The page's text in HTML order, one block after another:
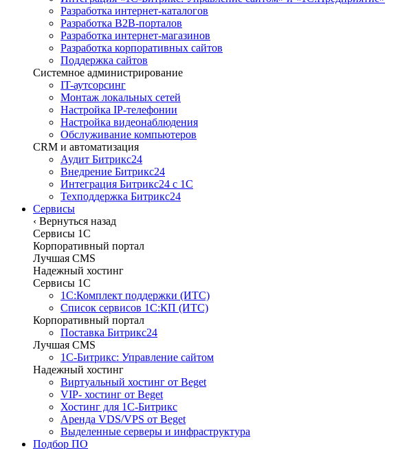
Разработка интернет-каталогов
Разработка B2B-порталов
Разработка интернет-магазинов
Разработка корпоративных сайтов
Поддержка сайтов
Системное администрирование
IT-аутсорсинг
Монтаж локальных сетей
Настройка IP-телефонии
Настройка видеонаблюдения
Обслуживание компьютеров
CRM и автоматизация
Аудит Битрикс24
Внедрение Битрикс24
Интеграция Битрикс24 с 1С
Техподдержка Битрикс24
Сервисы
‹ Вернуться назад
Сервисы 1C
Корпоративный портал
Лучшая CMS
Надежный хостинг
Сервисы 1C
1С:Комплект поддержки (ИТС)
Список сервисов 1С:КП (ИТС)
Корпоративный портал
Поставка Битрикс24
Лучшая CMS
1С-Битрикс: Управление сайтом
Надежный хостинг
Виртуальный хостинг от Beget
VIP- хостинг от Beget
Хостинг для 1С-Битрикс
Аренда VDS/VPS от Beget
Выделенные серверы и инфраструктура
Подбор ПО